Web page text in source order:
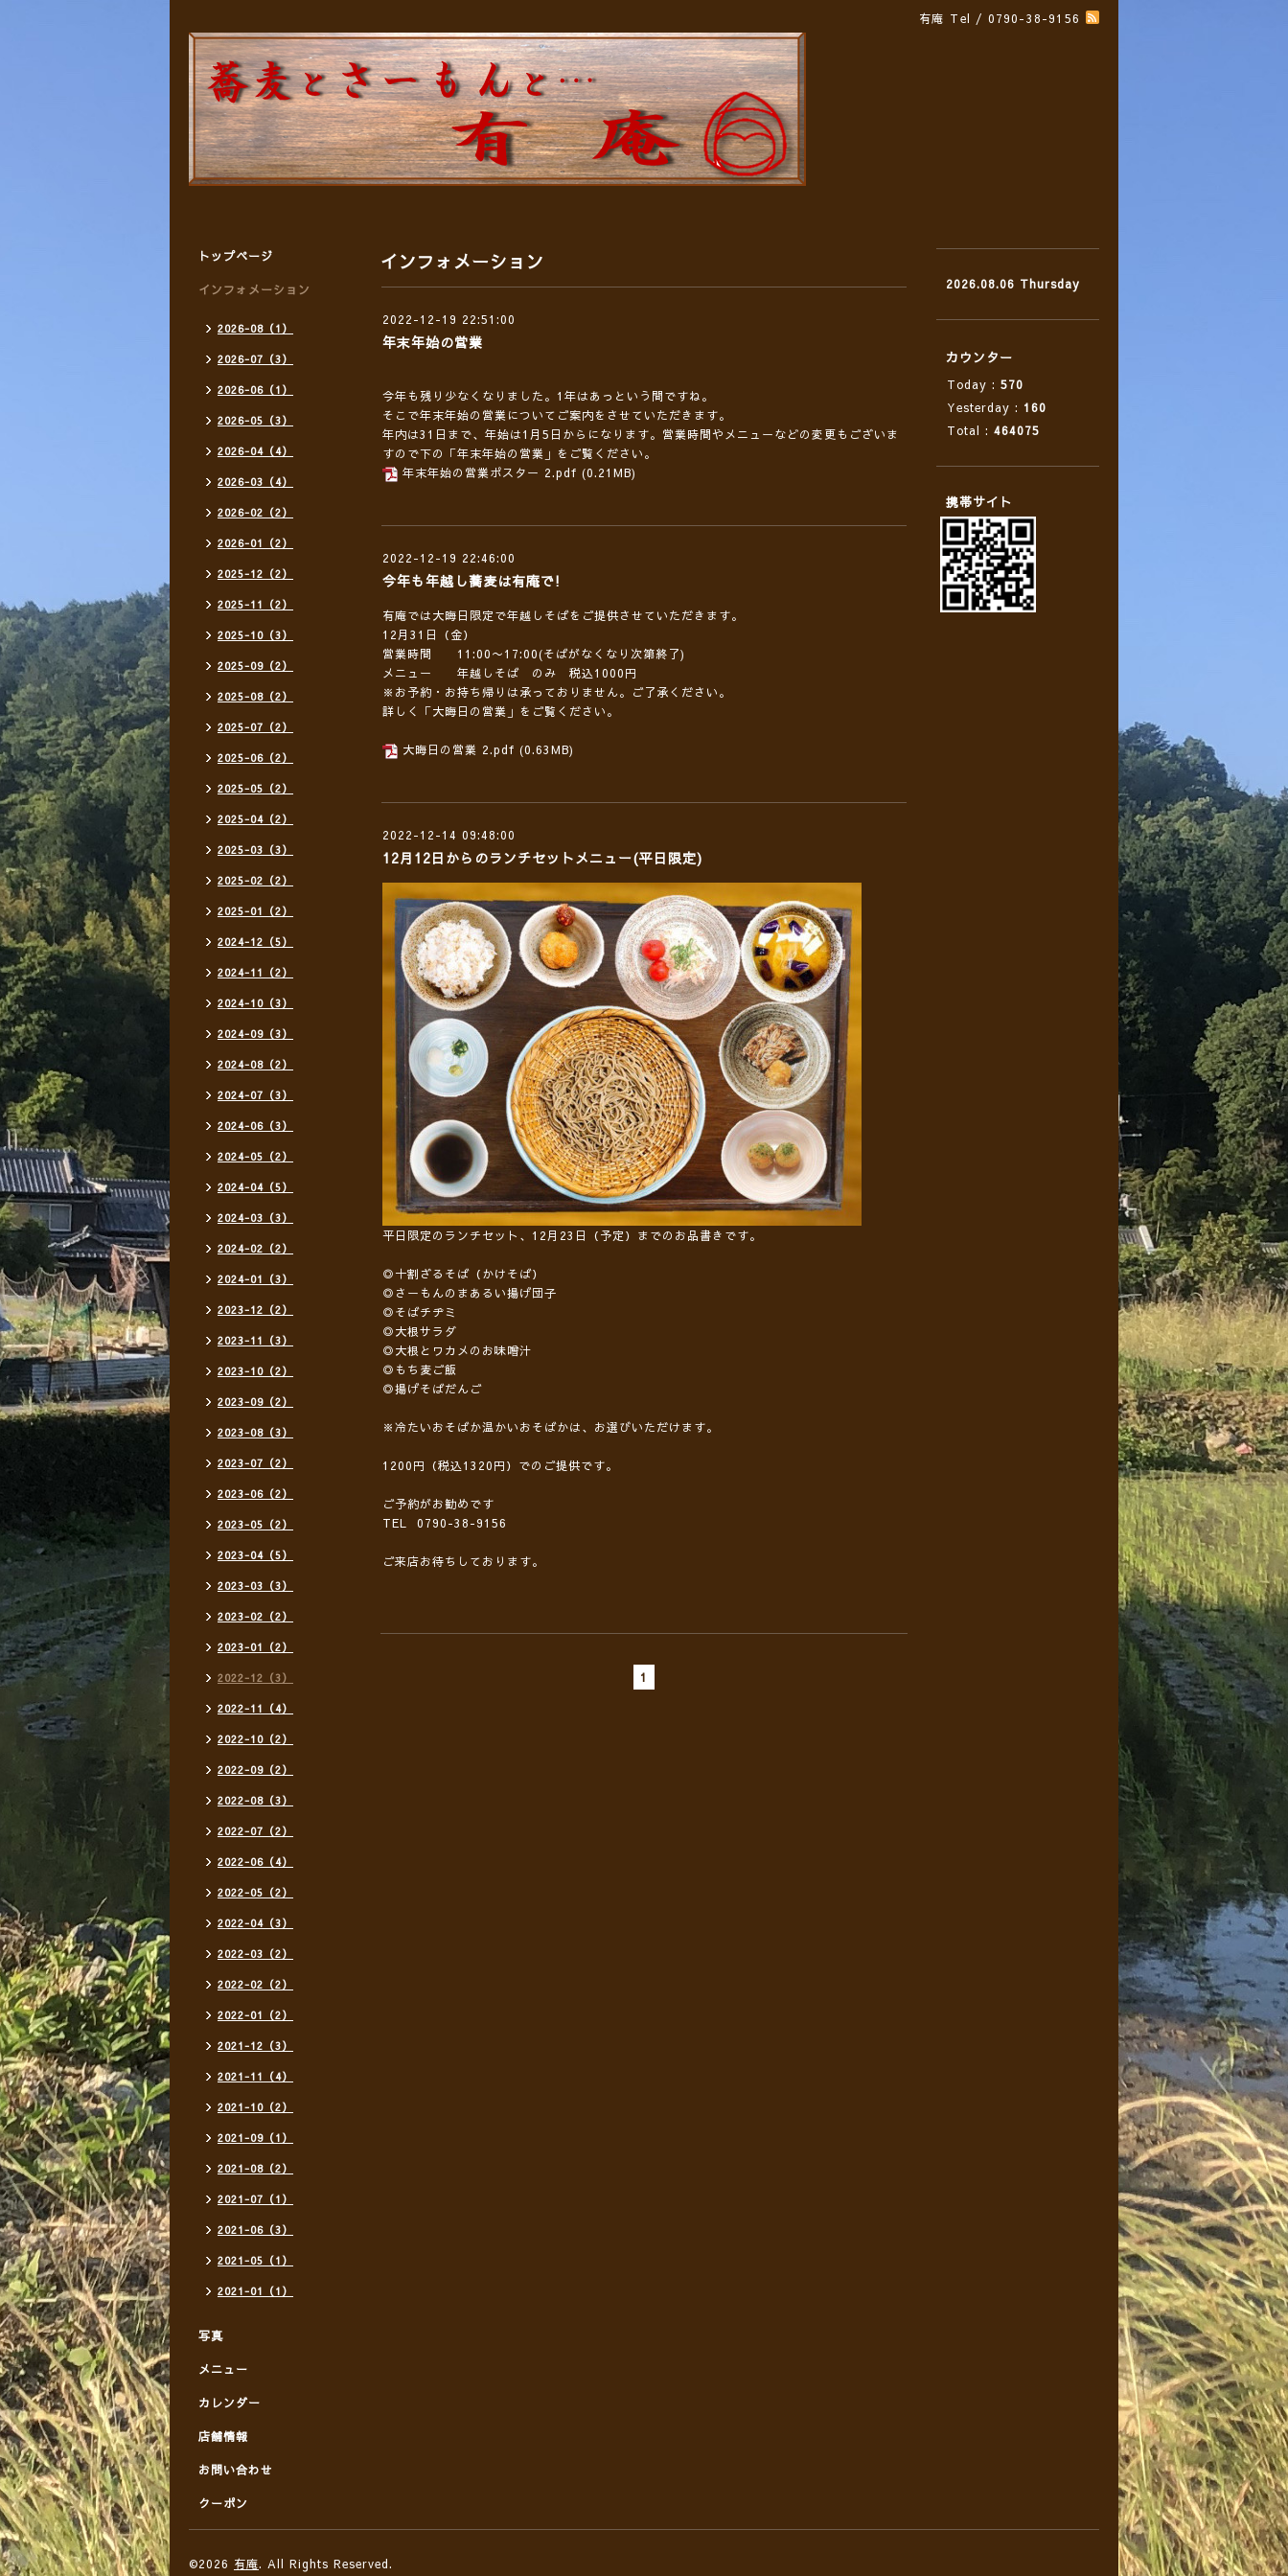
有庵 Tel / 0790-38-9156
インフォメーション
2022-12-19 22:51:00
年末年始の営業
今年も残り少なくなりました。1年はあっという間ですね。
そこで年末年始の営業についてご案内をさせていただきます。
年内は31日まで、年始は1月5日からになります。営業時間やメニューなどの変更もございま
すので下の「年末年始の営業」をご覧ください。
年末年始の営業ポスター 2.pdf (0.21MB)
2022-12-19 22:46:00
今年も年越し蕎麦は有庵で!
有庵では大晦日限定で年越しそばをご提供させていただきます。
12月31日（金）
営業時間 11:00〜17:00(そばがなくなり次第終了)
メニュー 年越しそば のみ 税込1000円
※お予約・お持ち帰りは承っておりません。ご了承ください。
詳しく「大晦日の営業」をご覧ください。
大晦日の営業 2.pdf (0.63MB)
2022-12-14 09:48:00
12月12日からのランチセットメニュー(平日限定)
平日限定のランチセット、12月23日（予定）までのお品書きです。
◎十割ざるそば（かけそば）
◎さーもんのまあるい揚げ団子
◎そばチヂミ
◎大根サラダ
◎大根とワカメのお味噌汁
◎もち麦ご飯
◎揚げそばだんご
※冷たいおそばか温かいおそばかは、お選びいただけます。
1200円（税込1320円）でのご提供です。
ご予約がお勧めです
TEL 0790-38-9156
ご来店お待ちしております。
1
トップページ
インフォメーション
2026-08（1）
2026-07（3）
2026-06（1）
2026-05（3）
2026-04（4）
2026-03（4）
2026-02（2）
2026-01（2）
2025-12（2）
2025-11（2）
2025-10（3）
2025-09（2）
2025-08（2）
2025-07（2）
2025-06（2）
2025-05（2）
2025-04（2）
2025-03（3）
2025-02（2）
2025-01（2）
2024-12（5）
2024-11（2）
2024-10（3）
2024-09（3）
2024-08（2）
2024-07（3）
2024-06（3）
2024-05（2）
2024-04（5）
2024-03（3）
2024-02（2）
2024-01（3）
2023-12（2）
2023-11（3）
2023-10（2）
2023-09（2）
2023-08（3）
2023-07（2）
2023-06（2）
2023-05（2）
2023-04（5）
2023-03（3）
2023-02（2）
2023-01（2）
2022-12（3）
2022-11（4）
2022-10（2）
2022-09（2）
2022-08（3）
2022-07（2）
2022-06（4）
2022-05（2）
2022-04（3）
2022-03（2）
2022-02（2）
2022-01（2）
2021-12（3）
2021-11（4）
2021-10（2）
2021-09（1）
2021-08（2）
2021-07（1）
2021-06（3）
2021-05（1）
2021-01（1）
写真
メニュー
カレンダー
店舗情報
お問い合わせ
クーポン
2026.08.06 Thursday
カウンター
Today : 570
Yesterday : 160
Total : 464075
携帯サイト
©2026 有庵. All Rights Reserved.